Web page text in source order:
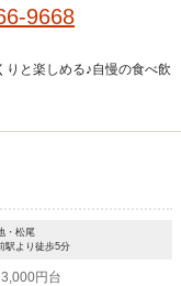
9668
と楽しめる♪自慢の食べ飲
・松尾
駅より徒歩5分
円台